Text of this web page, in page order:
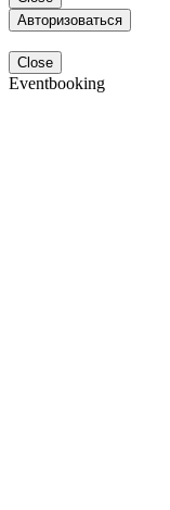
Авторизоваться
Close
Eventbooking